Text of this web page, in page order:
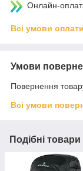
Онлайн-
Всі умови оплати
Умови
Повернення
Всі умови
Подібні товари